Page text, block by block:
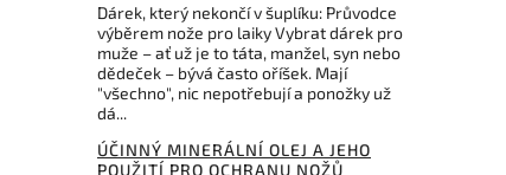
Dárek, který nekončí v šuplíku: Průvodce
výběrem nože pro laiky Vybrat dárek pro
muže – ať už je to táta, manžel, syn nebo
dědeček – bývá často oříšek. Mají
"všechno", nic nepotřebují a ponožky už
dá...
ÚČINNÝ MINERÁLNÍ OLEJ A JEHO
POUŽITÍ PRO OCHRANU NOŽŮ
Helle Harding Rubin 2026 LTD
Limited Edition
3 296 Kč
Do košíku